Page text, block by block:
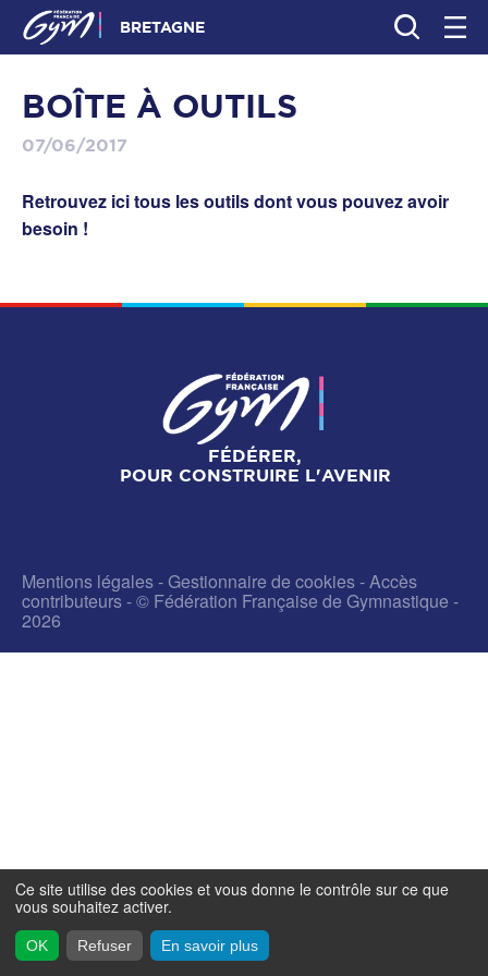
BRETAGNE
BOÎTE À OUTILS
07/06/2017
Retrouvez ici tous les outils dont vous pouvez avoir
besoin !
FÉDÉRER,
POUR CONSTRUIRE L'AVENIR
Mentions légales-Gestionnaire de cookies-Accès
contributeurs- © Fédération Française de Gymnastique -
2026
Ce site utilise des cookies et vous donne le contrôle sur ce que
vous souhaitez activer.
OK Refuser En savoir plus